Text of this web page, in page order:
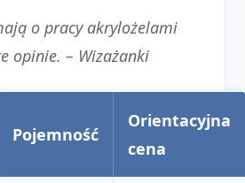
o pracy akrylożelami
opinie. – Wizażanki
Pojemność
Orientacyjna
cena